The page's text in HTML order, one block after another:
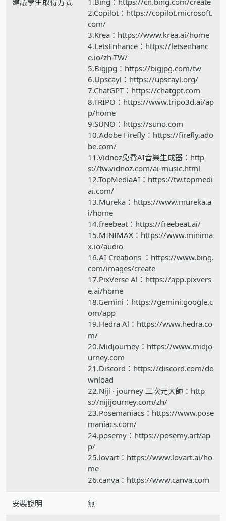
2.Copilot：https://copilot.microsoft.
com/
3.Krea：https://www.krea.ai/home
4.LetsEnhance：https://letsenhanc
e.io/zh-TW/
5.Bigjpg：https://bigjpg.com/tw
6.Upscayl：https://upscayl.org/
7.ChatGPT：https://chatgpt.com
8.TRIPO：https://www.tripo3d.ai/ap
p/home
9.SUNO：https://suno.com
10.Adobe Firefly：https://firefly.ado
be.com/
11.Vidnoz免費AI音樂生成器：http
s://tw.vidnoz.com/ai-music.html
12.TopMediaAI：https://tw.topmedi
ai.com/
13.Mureka：https://www.mureka.a
i/home
14.freebeat：https://freebeat.ai/
15.MINIMAX：https://www.minima
x.io/audio
16.AI Creations ：https://www.bing.
com/images/create
17.PixVerse Al：https://app.pixvers
e.ai/home
18.Gemini：https://gemini.google.c
om/app
19.Hedra Al：https://www.hedra.co
m/
20.Midjourney：https://www.midjo
urney.com
21.Discord：https://discord.com/do
wnload
22.Niji ‧ journey 二次元大師：http
s://nijijourney.com/zh/
23.Posemaniacs：https://www.pose
maniacs.com/
24.posemy：https://posemy.art/ap
p/
25.lovart：https://www.lovart.ai/ho
me
26.canva：https://www.canva.com
安裝說明 無